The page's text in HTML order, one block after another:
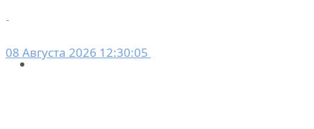
08 Августа 2026 12:30:05